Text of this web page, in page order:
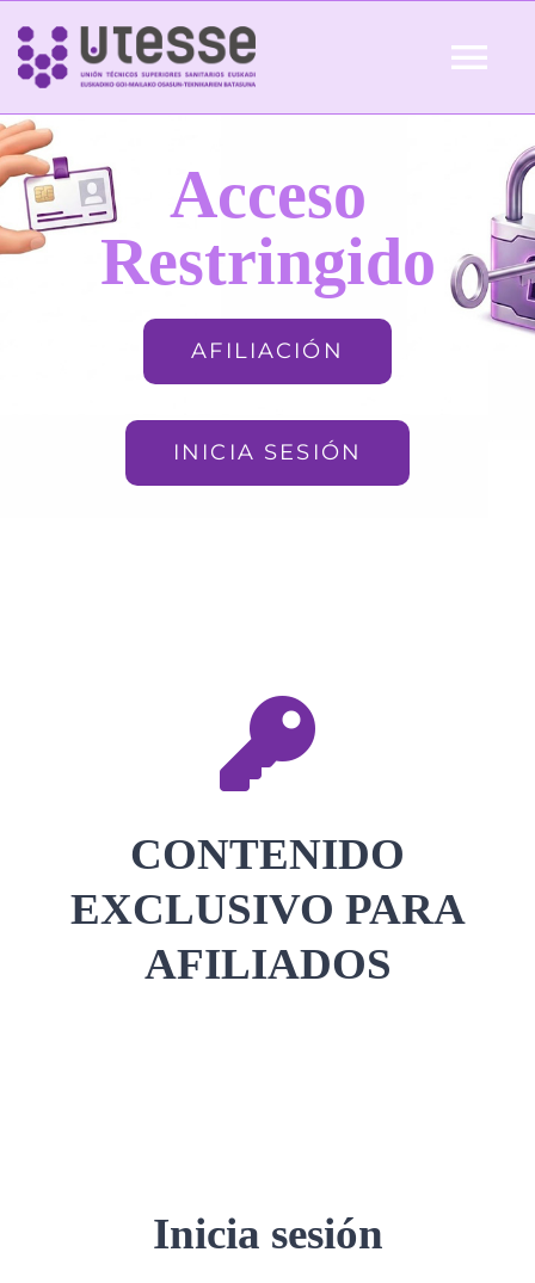
Skip
content
Inicio
QUIÉNES SOMOS Acceso
Restringido
AFILIACIÓN
INICIA SESIÓN
CONTENIDO
EXCLUSIVO PARA
AFILIADOS
Inicia sesión